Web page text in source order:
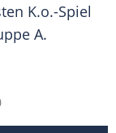
K.o.-Spiel
A.